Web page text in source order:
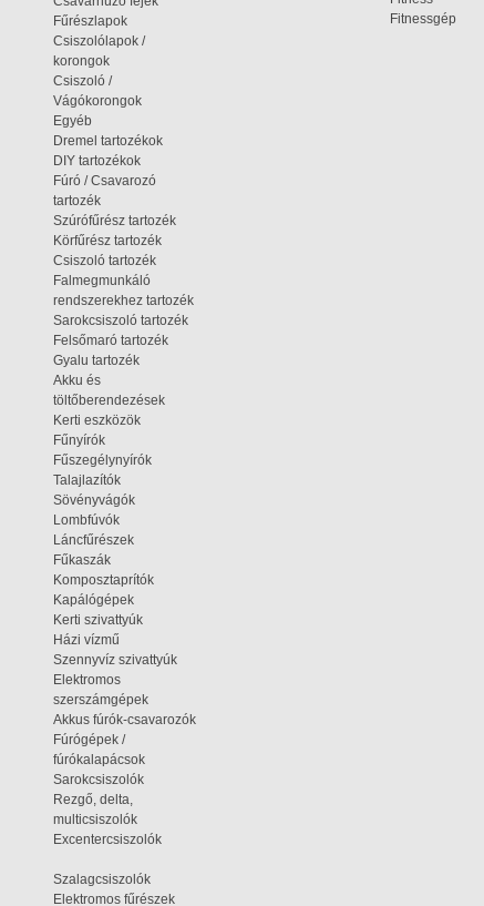
Fűrészlapok
Csiszolólapok /
korongok
Csiszoló /
Vágókorongok
Egyéb
Dremel tartozékok
DIY tartozékok
Fúró / Csavarozó
tartozék
Szúrófűrész tartozék
Körfűrész tartozék
Csiszoló tartozék
Falmegmunkáló
rendszerekhez tartozék
Sarokcsiszoló tartozék
Felsőmaró tartozék
Gyalu tartozék
Akku és
töltőberendezések
Kerti eszközök
Fűnyírók
Fűszegélynyírók
Talajlazítók
Sövényvágók
Lombfúvók
Láncfűrészek
Fűkaszák
Komposztaprítók
Kapálógépek
Kerti szivattyúk
Házi vízmű
Szennyvíz szivattyúk
Elektromos
szerszámgépek
Akkus fúrók-csavarozók
Fúrógépek /
fúrókalapácsok
Sarokcsiszolók
Rezgő, delta,
multicsiszolók
Excentercsiszolók
Szalagcsiszolók
Elektromos fűrészek
Fitnessgép